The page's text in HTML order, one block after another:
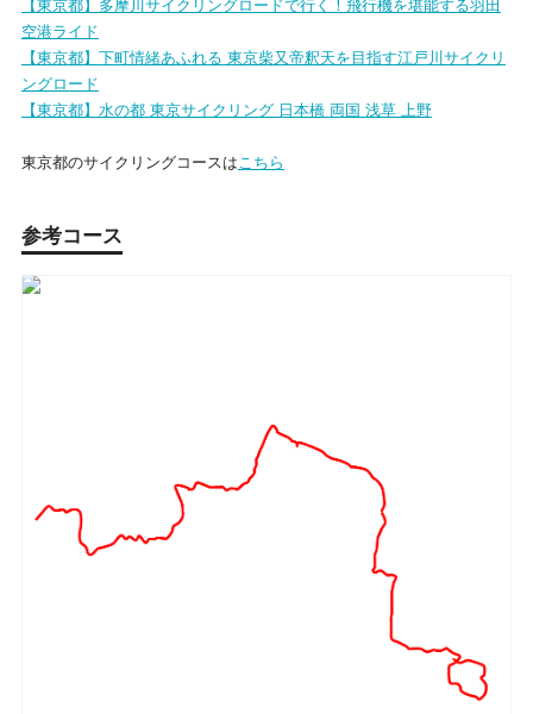
【東京都】多摩川サイクリングロードで行く！飛行機を堪能する羽田
空港ライド
【東京都】下町情緒あふれる 東京柴又帝釈天を目指す江戸川サイクリ
ングロード
【東京都】水の都 東京サイクリング 日本橋 両国 浅草 上野
東京都のサイクリングコースは こちら
参考コース